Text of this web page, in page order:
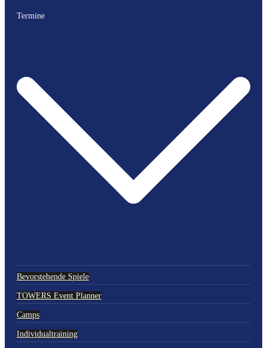
Termine
Bevorstehende Spiele
TOWERS Event Planner
Camps
Individualtraining